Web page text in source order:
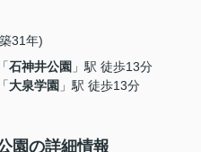
31年)
「石神井公園 」駅 徒歩13分
「大泉学園 」駅 徒歩13分
園の詳細情報